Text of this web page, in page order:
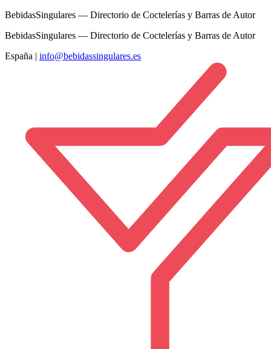
BebidasSingulares — Directorio de Coctelerías y Barras de Autor
BebidasSingulares — Directorio de Coctelerías y Barras de Autor
España | info@bebidassingulares.es